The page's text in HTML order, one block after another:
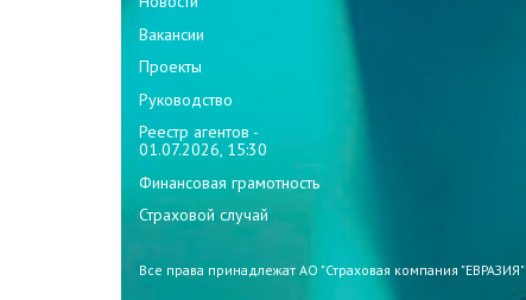
Вакансии
Проекты
Руководство
Реестр агентов -
01.07.2026, 15:30
Финансовая грамотность
Страховой случай
Все права принадлежат АО "Страховая компания "ЕВРАЗИЯ"